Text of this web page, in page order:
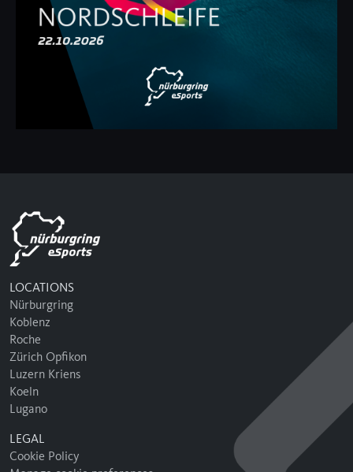
LOCATIONS
Nürburgring
Koblenz
Roche
Zürich Opfikon
Luzern Kriens
Koeln
Lugano
LEGAL
Cookie Policy